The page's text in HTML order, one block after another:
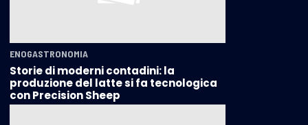
ENOGASTRONOMIA
Storie di moderni contadini: la
produzione del latte si fa tecnologica
con Precision Sheep